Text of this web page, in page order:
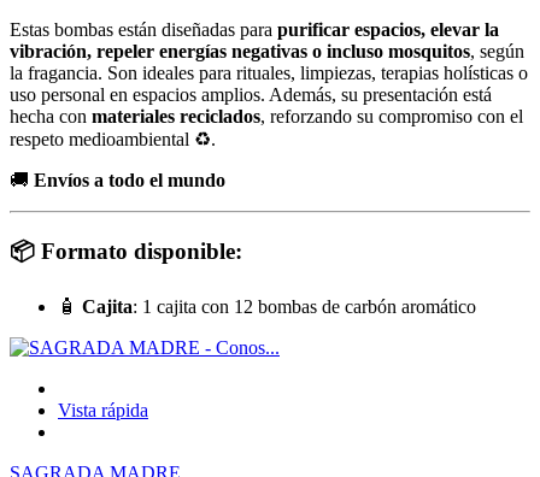
Estas bombas están diseñadas para purificar espacios, elevar la
vibración, repeler energías negativas o incluso mosquitos, según
la fragancia. Son ideales para rituales, limpiezas, terapias holísticas o
uso personal en espacios amplios. Además, su presentación está
hecha con materiales reciclados, reforzando su compromiso con el
respeto medioambiental ♻️.
🚚 Envíos a todo el mundo
📦 Formato disponible:
🧴 Cajita: 1 cajita con 12 bombas de carbón aromático
Vista rápida